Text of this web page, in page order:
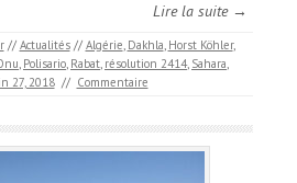
Lire la suite →
// Actualités // Algérie, Dakhla, Horst Köhler,
, Polisario, Rabat, résolution 2414, Sahara,
27, 2018 // Commentaire